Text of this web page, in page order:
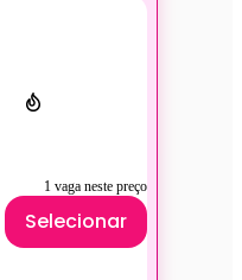
1 vaga neste preço
Selecionar